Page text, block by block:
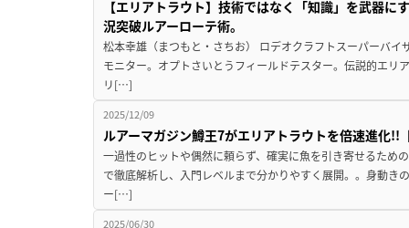
【エリアトラウト】技術ではなく「知識」を武器
況突破ルアーローテ術。
松本幸雄（まつもと・さちお） ロデオクラフトスーパーバ
モニター。オプトさいとうフィールドテスター。伝説的エリ
リ[…]
2025/12/09
ルアーマガジン鱒王7がエリアトラウトを倍速進化!!
一過性のヒットや偶然に頼らず、確実に魚を引き寄せるため
で徹底解析し、入門レベルまで分かりやすく展開。。身動き
ー[…]
2025/06/30